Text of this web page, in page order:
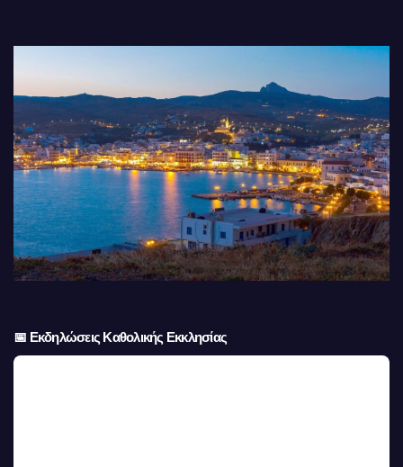
📅 Εκδηλώσεις Καθολικής Εκκλησίας